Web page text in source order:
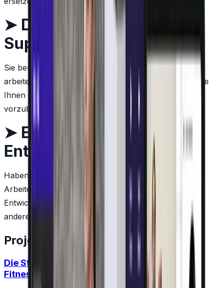
➤ Design -> Entwickeln ->
Support
Sie benötigen kein technisches Wissen, um mit uns zu
arbeiten. Wir haben Produktmanager und Designer, die
Ihnen helfen, den Backlog für unsere Entwickler
vorzubereiten.
➤ Erweitern Sie Ihre
Entwicklerkapazitäten
Haben Sie bereits technisches Personal? Großartig!
Arbeiten Sie mit uns im gemeinsamen
Entwicklungsmodell zusammen und stellen Sie ein
anderes Team ein, um schnell zu skalieren.
Projekte mit dieser Technologie
Die Stardio Live-Streaming-Plattform: Live-
Fitnesserlebnis